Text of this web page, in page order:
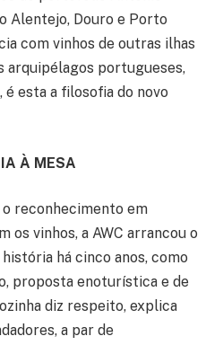
Alentejo, Douro e Porto
com vinhos de outras ilhas
arquipélagos portugueses,
é esta a filosofia do novo
À MESA
reconhecimento em
os vinhos, a AWC arrancou o
há cinco anos, como
proposta enoturística e de
diz respeito, explica
a par de